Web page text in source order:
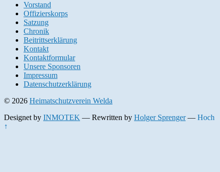
Vorstand
Offizierskorps
Satzung
Chronik
Beitrittserklärung
Kontakt
Kontaktformular
Unsere Sponsoren
Impressum
Datenschutzerklärung
© 2026 Heimatschutzverein Welda
Designet by INMOTEK — Rewritten by Holger Sprenger— Hoch
↑